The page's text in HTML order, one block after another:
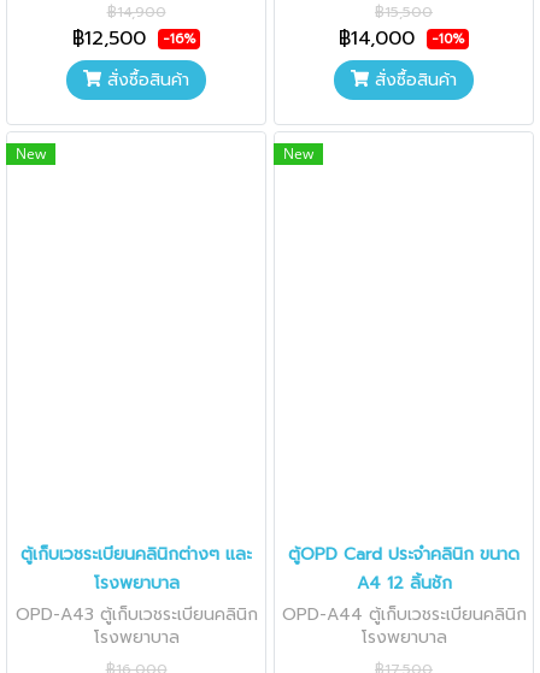
฿14,900
฿12,500 -16%
สั่งซื้อสินค้า
฿15,500
฿14,000 -10%
สั่งซื้อสินค้า
New
ตู้เก็บเวชระเบียนคลินิกต่างๆ และ
โรงพยาบาล
OPD-A43 ตู้เก็บเวชระเบียนคลินิก
โรงพยาบาล
New
ตู้OPD Card ประจำคลินิก ขนาด
A4 12 ลิ้นชัก
OPD-A44 ตู้เก็บเวชระเบียนคลินิก
โรงพยาบาล